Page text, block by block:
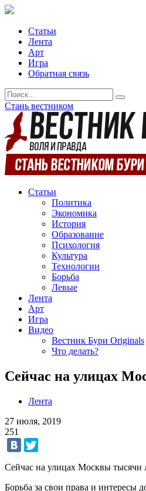
Статьи
Лента
Арт
Игра
Обратная связь
Стань вестником
Статьи
Политика
Экономика
История
Образование
Психология
Культура
Технологии
Борьба
Левые
Лента
Арт
Игра
Видео
Вестник Бури Originals
Что делать?
Сейчас на улицах
Лента
27 июля, 2019
251
Сейчас на улицах Москвы тысячи
Борьба за свои права и интересы